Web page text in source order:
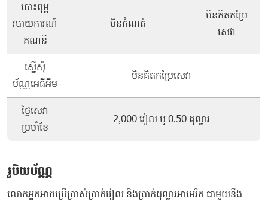
បោះពុម្ព
របាយការណ៍
គណនី
មិនកំណត់
មិនគិតកម្រៃ
សេវា
ស្នើសុំ
ប័ណ្ណអេធីអឹម
មិនគិតកម្រៃសេវា
ថ្លៃសេវា
ប្រចាំខែ
2,000 រៀល ឬ 0.50 ដុល្លារ
រូបិយប័ណ្ណ
លោកអ្នកអាចប្រើប្រាស់ប្រាក់រៀល និងប្រាក់ដុល្លារអាមេរិក ជាមួយនឹង